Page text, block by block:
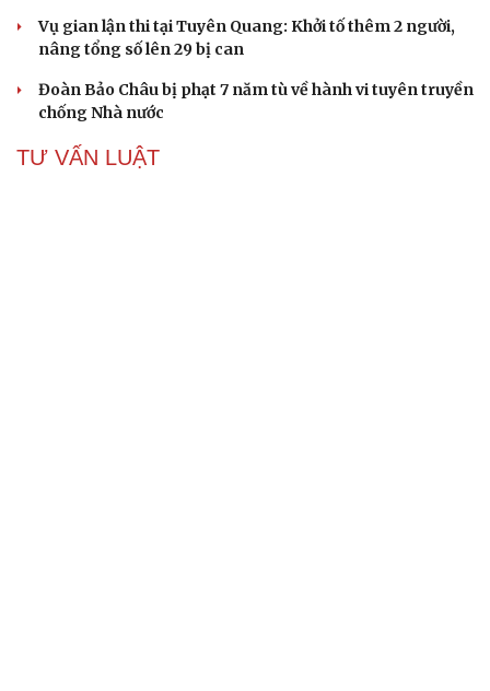
Vụ gian lận thi tại Tuyên Quang: Khởi tố thêm 2 người,
nâng tổng số lên 29 bị can
Đoàn Bảo Châu bị phạt 7 năm tù về hành vi tuyên truyền
chống Nhà nước
TƯ VẤN LUẬT